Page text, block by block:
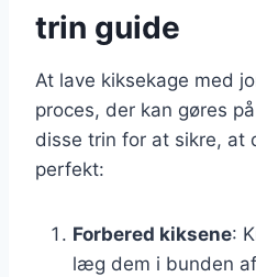
trin guide
At lave kiksekage med
proces, der kan gøres
disse trin for at sikre, at
perfekt:
Forbered kiksene:
læg dem i bunden